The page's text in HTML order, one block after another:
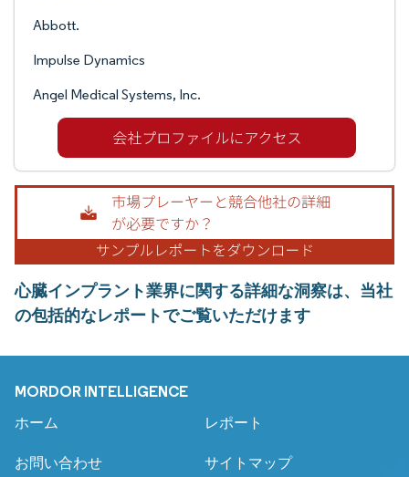
Abbott.
Impulse Dynamics
Angel Medical Systems, Inc.
心臓インプラント業界に関する詳細な洞察は、当社
の包括的なレポートでご覧いただけます
MORDOR INTELLIGENCE
ホーム レポート
お問い合わせ サイトマップ